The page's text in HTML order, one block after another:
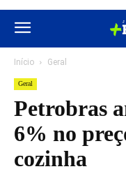
Início Geral
Geral
Petrobras
6% no
cozinha